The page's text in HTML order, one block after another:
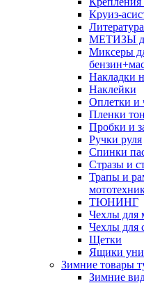
Круиз-
Литература
МЕТИЗЫ
Миксеры
Накладки
Наклейки
Оплетки и
Пленки
Пробки и
Ручки руля
Спинки
Стразы и
Трапы и
ТЮНИНГ
Чехлы для
Чехлы для
Щетки
Ящики
Зимние товары
Зимние